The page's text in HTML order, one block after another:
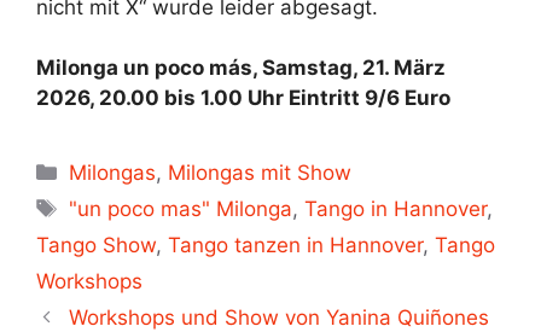
nicht mit X“ wurde leider abgesagt.
Milonga un poco más, Samstag, 21. März
2026, 20.00 bis 1.00 Uhr Eintritt 9/6 Euro
Kategorien
Milongas, Milongas mit Show
Schlagwörter
"un poco mas" Milonga,Tango in Hannover,
Tango Show, Tango tanzen in Hannover, Tango
Workshops
Workshops und Show von Yanina Quiñones